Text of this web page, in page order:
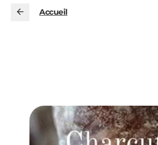
Accueil